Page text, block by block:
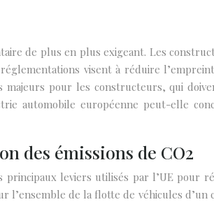
de plus en plus exigeant. Les
visent à réduire
pour les constructeurs, qui
automobile européenne peut-elle
des émissions de CO2
leviers utilisés par l’UE pour
de la flotte de véhicules